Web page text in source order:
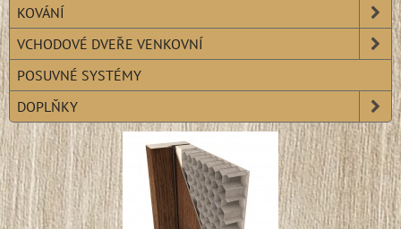
KOVÁNÍ
VCHODOVÉ DVEŘE VENKOVNÍ
POSUVNÉ SYSTÉMY
DOPLŇKY